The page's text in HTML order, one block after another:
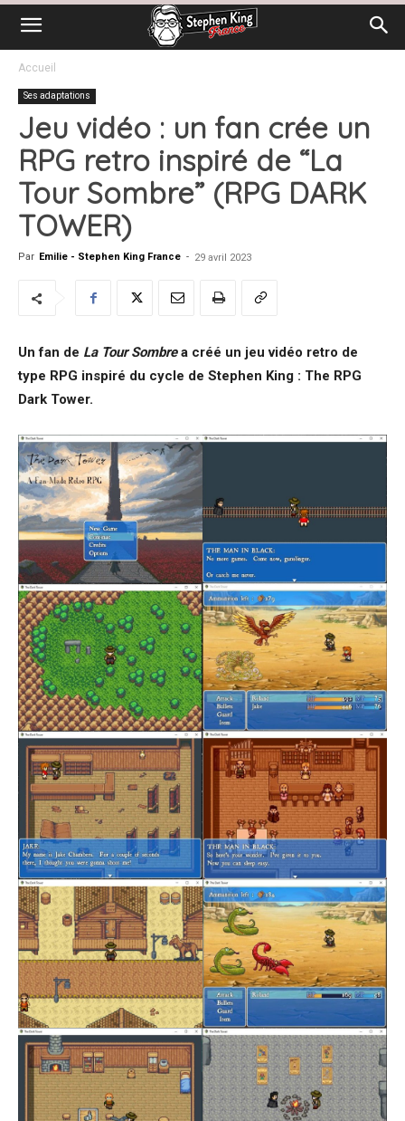
Accueil
Ses adaptations
Jeu vidéo : un fan crée un
RPG retro inspiré de “La
Tour Sombre” (RPG DARK
TOWER)
Par Emilie - Stephen King France - 29 avril 2023
Un fan de La Tour Sombrea créé un jeu vidéo retro de
type RPG inspiré du cycle de Stephen King : The RPG
Dark Tower.